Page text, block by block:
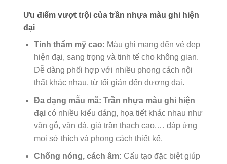
Ưu điểm vượt trội của trần nhựa màu ghi hiện
đại
Tính thẩm mỹ cao: Màu ghi mang đến vẻ đẹp
hiện đại, sang trọng và tinh tế cho không gian.
Dễ dàng phối hợp với nhiều phong cách nội
thất khác nhau, từ tối giản đến đương đại.
Đa dạng mẫu mã: Trần nhựa màu ghi hiện
đạicó nhiều kiểu dáng, họa tiết khác nhau như
vân gỗ, vân đá, giả trần thạch cao,… đáp ứng
mọi sở thích và phong cách thiết kế.
Chống nóng, cách âm: Cấu tạo đặc biệt giúp